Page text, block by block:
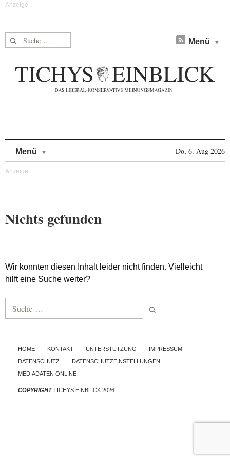
Suche nach: Menü
Menü Do, 6. Aug 2026
Nichts gefunden
Wir konnten diesen Inhalt leider nicht finden. Vielleicht
hilft eine Suche weiter?
Suche nach:
Skip to content
HOME KONTAKT UNTERSTÜTZUNG
IMPRESSUM
DATENSCHUTZ
DATENSCHUTZEINSTELLUNGEN
MEDIADATEN ONLINE
COPYRIGHTTICHYS EINBLICK 2026